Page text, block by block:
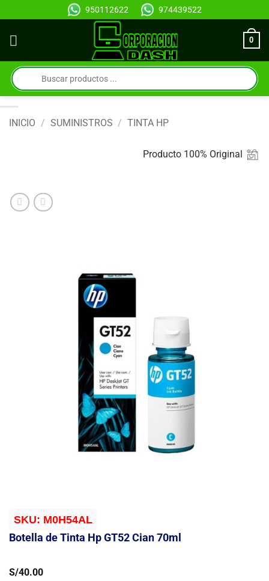
al
contenido
950112622 974439522
0
Búsqueda
de
productos
INICIO / SUMINISTROS / TINTA HP
Producto 100% Original
SKU: M0H54AL
Botella de Tinta Hp GT52 Cian 70ml
S/40.00